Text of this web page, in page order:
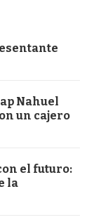
Nahuel
un cajero
el futuro:
la